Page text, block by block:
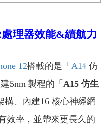
處理器效能&續航力
12搭載的是「 A14 仿
5nm 製程的「 A15 仿生
構、內建16 核心神經網
效率，並帶來更長久的